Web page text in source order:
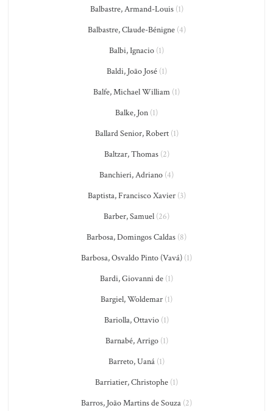
Balbastre, Armand-Louis(1)
Balbastre, Claude-Bénigne(4)
Balbi, Ignacio (1)
Baldi, João José(1)
Balfe, Michael William (1)
Balke, Jon (1)
Ballard Senior, Robert(1)
Baltzar, Thomas(2)
Banchieri, Adriano (4)
Baptista, Francisco Xavier(3)
Barber, Samuel (26)
Barbosa, Domingos Caldas (8)
Barbosa, Osvaldo Pinto (Vavá) (1)
Bardi, Giovanni de (1)
Bargiel, Woldemar (1)
Bariolla, Ottavio (1)
Barnabé, Arrigo(1)
Barreto, Uaná (1)
Barriatier, Christophe (1)
Barros, João Martins de Souza (2)